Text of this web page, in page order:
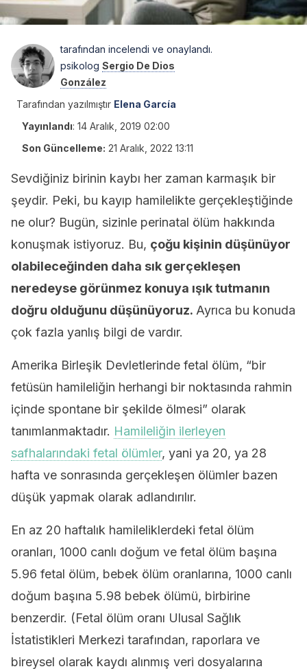
tarafından incelendi ve onaylandı.
psikolog Sergio De Dios
González
Tarafından yazılmıştır Elena García
Yayınlandı: 14 Aralık, 2019 02:00
Son Güncelleme: 21 Aralık, 2022 13:11
Sevdiğiniz birinin kaybı her zaman karmaşık bir
şeydir. Peki, bu kayıp hamilelikte gerçekleştiğinde
ne olur? Bugün, sizinle perinatal ölüm hakkında
konuşmak istiyoruz. Bu, çoğu kişinin düşünüyor
olabileceğinden daha sık gerçekleşen
neredeyse görünmez konuya ışık tutmanın
doğru olduğunu düşünüyoruz. Ayrıca bu konuda
çok fazla yanlış bilgi de vardır.
Amerika Birleşik Devletlerinde fetal ölüm, “bir
fetüsün hamileliğin herhangi bir noktasında rahmin
içinde spontane bir şekilde ölmesi” olarak
tanımlanmaktadır. Hamileliğin ilerleyen
safhalarındaki fetal ölümler, yani ya 20, ya 28
hafta ve sonrasında gerçekleşen ölümler bazen
düşük yapmak olarak adlandırılır.
En az 20 haftalık hamileliklerdeki fetal ölüm
oranları, 1000 canlı doğum ve fetal ölüm başına
5.96 fetal ölüm, bebek ölüm oranlarına, 1000 canlı
doğum başına 5.98 bebek ölümü, birbirine
benzerdir. (Fetal ölüm oranı Ulusal Sağlık
İstatistikleri Merkezi tarafından, raporlara ve
bireysel olarak kaydı alınmış veri dosyalarına